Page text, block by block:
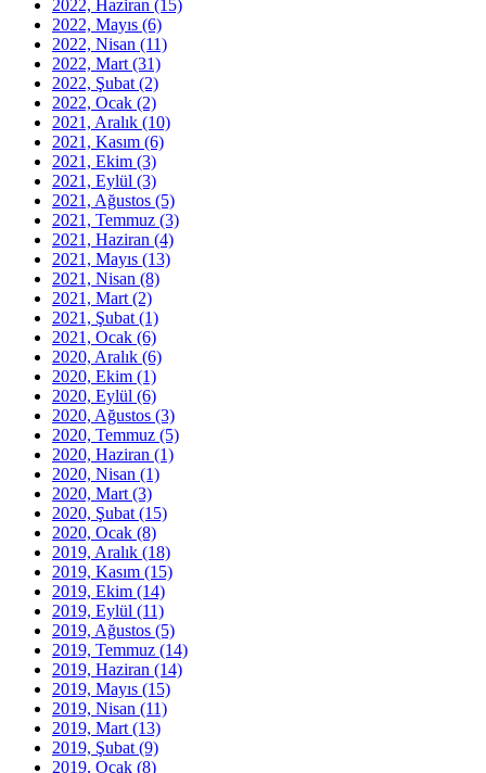
2022, Haziran (15)
2022, Mayıs (6)
2022, Nisan (11)
2022, Mart (31)
2022, Şubat (2)
2022, Ocak (2)
2021, Aralık (10)
2021, Kasım (6)
2021, Ekim (3)
2021, Eylül (3)
2021, Ağustos (5)
2021, Temmuz (3)
2021, Haziran (4)
2021, Mayıs (13)
2021, Nisan (8)
2021, Mart (2)
2021, Şubat (1)
2021, Ocak (6)
2020, Aralık (6)
2020, Ekim (1)
2020, Eylül (6)
2020, Ağustos (3)
2020, Temmuz (5)
2020, Haziran (1)
2020, Nisan (1)
2020, Mart (3)
2020, Şubat (15)
2020, Ocak (8)
2019, Aralık (18)
2019, Kasım (15)
2019, Ekim (14)
2019, Eylül (11)
2019, Ağustos (5)
2019, Temmuz (14)
2019, Haziran (14)
2019, Mayıs (15)
2019, Nisan (11)
2019, Mart (13)
2019, Şubat (9)
2019, Ocak (8)